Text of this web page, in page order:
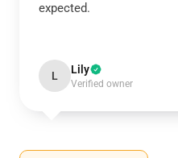
expected.
L Lily
Verified owner